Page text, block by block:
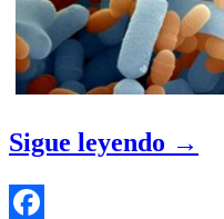
Sigue leyendo →